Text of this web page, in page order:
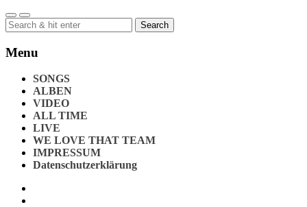
Search
for:
Menu
SONGS
ALBEN
VIDEO
ALL TIME
LIVE
WE LOVE THAT TEAM
IMPRESSUM
Datenschutzerklärung